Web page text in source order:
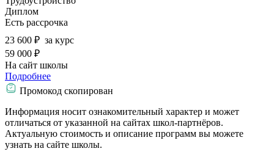
Диплом
Есть рассрочка
23 600 ₽ за курс
59 000 ₽
На сайт школы
Подробнее
Промокод скопирован
Информация носит ознакомительный характер и может
отличаться от указанной на сайтах школ-партнёров.
Актуальную стоимость и описание программ вы можете
узнать на сайте школы.